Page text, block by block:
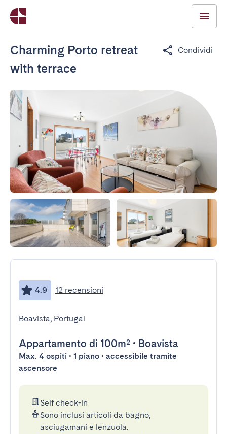
Charming Porto retreat
with terrace
Condividi
4.9 12 recensioni
Boavista, Portugal
Appartamento di 100m² • Boavista
Max. 4 ospiti • 1 piano • accessibile tramite
ascensore
Self check-in
Sono inclusi articoli da bagno,
asciugamani e lenzuola.